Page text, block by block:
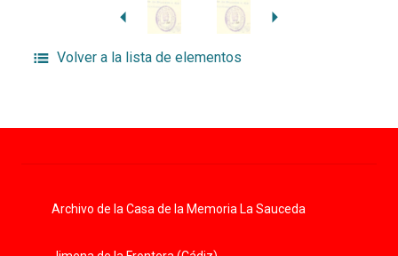
Volver a la lista de elementos
Archivo de la Casa de la Memoria La Sauceda